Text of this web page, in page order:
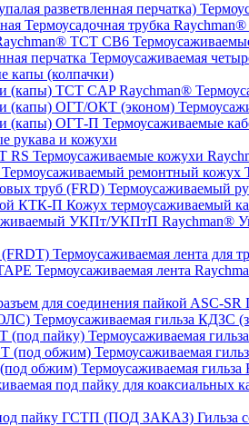
Термоусадочная трубка Raychman®
Термоусаживаемая
капы (колпачки)
Термоусаживаемые
рукава и кожухи
Термоусаживаемые кожухи
Термоусаживаемый ремонтный кожух
Термоусаживаемый
Кожух термоусаживаемый
Термоусаживаемая лента для
Термоусаживаемая лента
ASC‐SR
Термоусаживаемая гильза КДЗС
Термоусаживаемая
Термоусаживаемая
Термоусаживаемая
Гильза